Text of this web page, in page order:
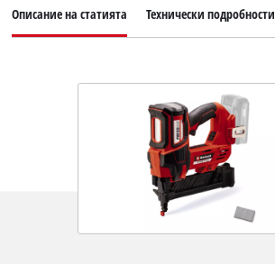
Описание на статията Технически подробности